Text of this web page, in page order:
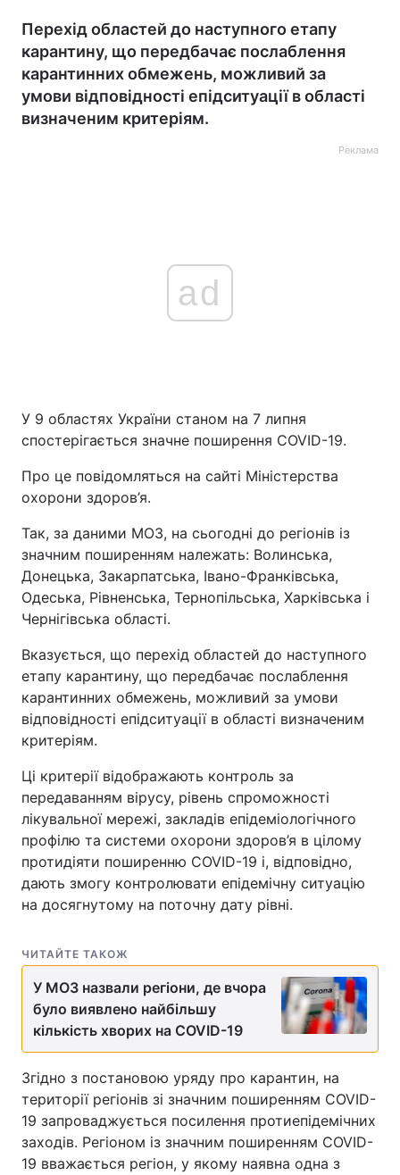
Перехід областей до наступного етапу
карантину, що передбачає послаблення
карантинних обмежень, можливий за
умови відповідності епідситуації в області
визначеним критеріям.
Реклама
ad
У 9 областях України станом на 7 липня
спостерігається значне поширення COVID-19.
Про це повідомляться на сайті Міністерства
охорони здоров’я.
Так, за даними МОЗ, на сьогодні до регіонів із
значним поширенням належать: Волинська,
Донецька, Закарпатська, Івано-Франківська,
Одеська, Рівненська, Тернопільська, Харківська і
Чернігівська області.
Вказується, що перехід областей до наступного
етапу карантину, що передбачає послаблення
карантинних обмежень, можливий за умови
відповідності епідситуації в області визначеним
критеріям.
Ці критерії відображають контроль за
передаванням вірусу, рівень спроможності
лікувальної мережі, закладів епідеміологічного
профілю та системи охорони здоров’я в цілому
протидіяти поширенню COVID-19 і, відповідно,
дають змогу контролювати епідемічну ситуацію
на досягнутому на поточну дату рівні.
ЧИТАЙТЕ ТАКОЖ
У МОЗ назвали регіони, де вчора
було виявлено найбільшу
кількість хворих на COVID-19
Згідно з постановою уряду про карантин, на
території регіонів зі значним поширенням COVID-
19 запроваджується посилення протиепідемічних
заходів. Регіоном із значним поширенням COVID-
19 вважається регіон, у якому наявна одна з